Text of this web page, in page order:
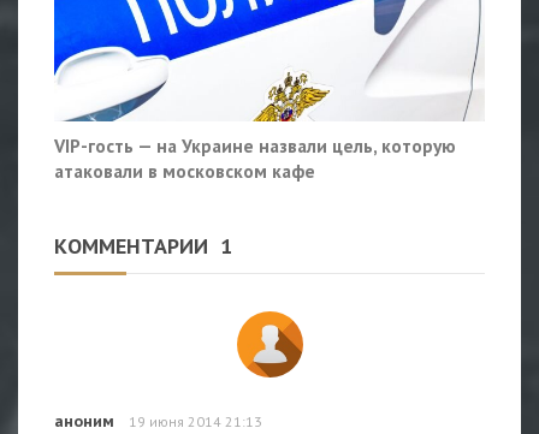
VIP-гость — на Украине назвали цель, которую
атаковали в московском кафе
КОММЕНТАРИИ 1
аноним 19 июня 2014 21:13